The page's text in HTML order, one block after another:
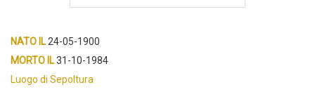
NATO IL24-05-1900
MORTO IL31-10-1984
Luogo di Sepoltura